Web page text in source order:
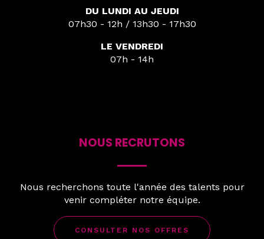
DU LUNDI AU JEUDI
07h30 - 12h / 13h30 - 17h30
LE VENDREDI
07h - 14h
NOUS RECRUTONS
Nous recherchons toute l'année des talents pour
venir compléter notre équipe.
CONSULTER NOS OFFRES